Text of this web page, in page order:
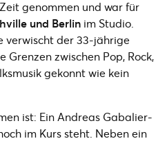
genommen und war für
und Berlin im Studio.
verwischt der 33-jährige
zwischen Pop, Rock,
gekonnt wie kein
ist: Ein Andreas Gabalier-
im Kurs steht. Neben ein